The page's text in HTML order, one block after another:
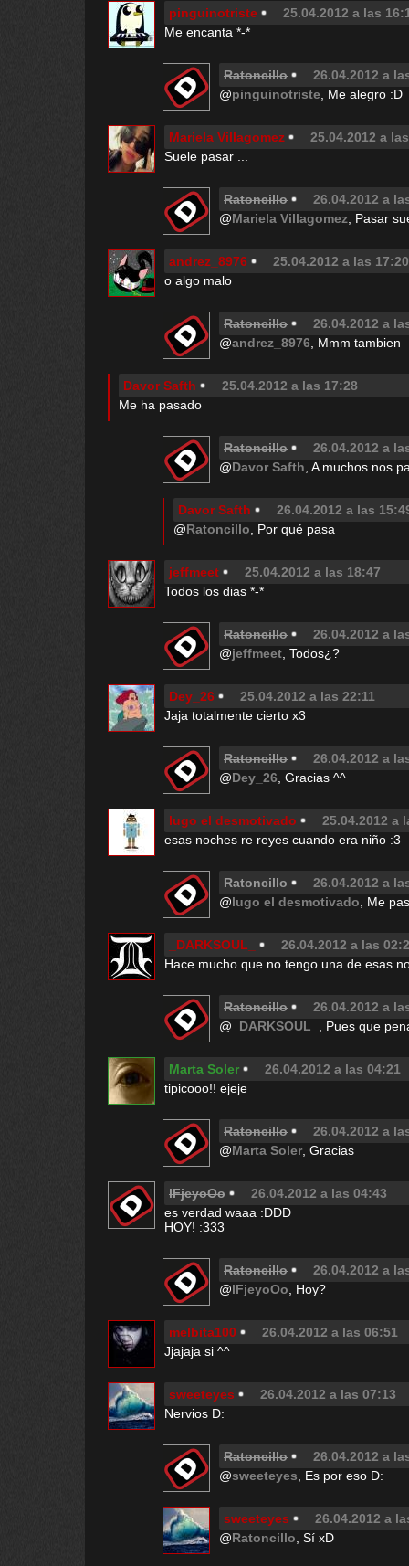
pinguinotriste
25.04.2012 a las
Me encanta *-*
Ratoncillo
26.04.2012 a
@pinguinotriste , Me alegro :D
Mariela Villagomez
25.04.2012 a
Suele pasar ...
Ratoncillo
26.04.2012 a
@Mariela Villagomez , Pasar
andrez_8976
25.04.2012 a las 17:20
o algo malo
Ratoncillo
26.04.2012 a
@andrez_8976 , Mmm tambien
Davor Safth
25.04.2012 a las 17:28
Me ha pasado
Ratoncillo
26.04.2012 a
@Davor Safth , A muchos nos
Davor Safth
26.04.2012 a las
@Ratoncillo , Por qué pasa
jeffmeet
25.04.2012 a las 18:47
Todos los dias *-*
Ratoncillo
26.04.2012 a
@jeffmeet , Todos¿?
Dey_26
25.04.2012 a las 22:11
Jaja totalmente cierto x3
Ratoncillo
26.04.2012 a
@Dey_26 , Gracias ^^
lugo el desmotivado
25.04.2012 a
esas noches re reyes cuando era niño :3
Ratoncillo
26.04.2012 a
@lugo el desmotivado , Me
_DARKSOUL_
26.04.2012 a las
Hace mucho que no tengo una de esas
Ratoncillo
26.04.2012 a
@ _DARKSOUL_ , Pues que
Marta Soler
26.04.2012 a las 04:21
tipicooo!! ejeje
Ratoncillo
26.04.2012 a
@Marta Soler , Gracias
lFjeyoOo
26.04.2012 a las 04:43
es verdad waaa :DDD
HOY! :333
Ratoncillo
26.04.2012 a
@lFjeyoOo , Hoy?
melbita100
26.04.2012 a las 06:51
Jjajaja si ^^
sweeteyes
26.04.2012 a las 07:13
Nervios D:
Ratoncillo
26.04.2012 a
@sweeteyes , Es por eso D:
sweeteyes
26.04.2012 a
@Ratoncillo , Sí xD